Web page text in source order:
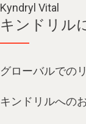
Kyndryl Vital
キンドリル
グローバルでの
キンドリルへの